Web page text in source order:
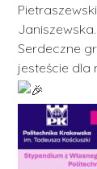
Janiszewska.
Serdeczne
jesteście